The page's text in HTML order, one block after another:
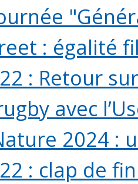
: égalité
: Retour
avec
2024 :
: clap de